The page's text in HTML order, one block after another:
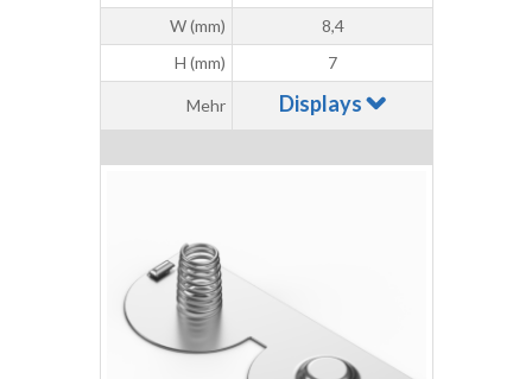
W (mm)
8,4
H (mm)
7
Mehr Displays